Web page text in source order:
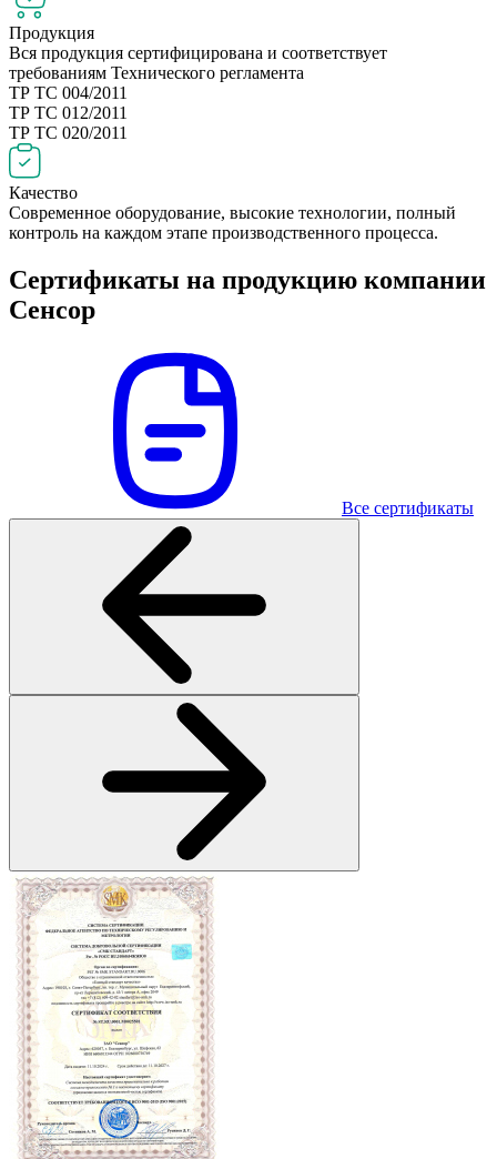
Продукция
Вся продукция сертифицирована и соответствует
требованиям Технического регламента
ТР ТС 004/2011
ТР ТС 012/2011
ТР ТС 020/2011
Качество
Современное оборудование, высокие технологии, полный
контроль на каждом этапе производственного процесса.
Сертификаты на продукцию компании
Сенсор
Все сертификаты